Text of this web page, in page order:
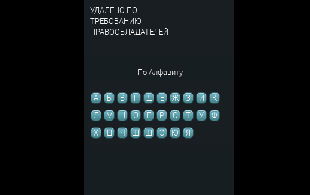
УДАЛЕНО ПО
ТРЕБОВАНИЮ
ПРАВООБЛАДАТЕЛЕЙ
По Алфавиту
А Б В Г Д Е Ж З И
К
Л
М Н О П Р С Т У
Ф
Х
Ц Ч Ш Щ Э Ю Я